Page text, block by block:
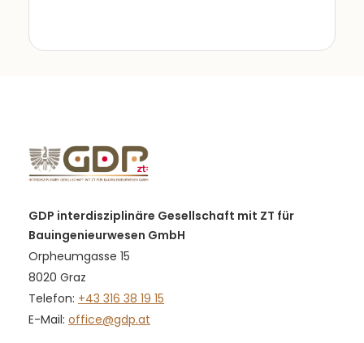
GDP interdisziplinäre Gesellschaft mit ZT für
Bauingenieurwesen GmbH
Orpheumgasse 15
8020 Graz
Telefon: +43 316 38 19 15
E-Mail: office@gdp.at